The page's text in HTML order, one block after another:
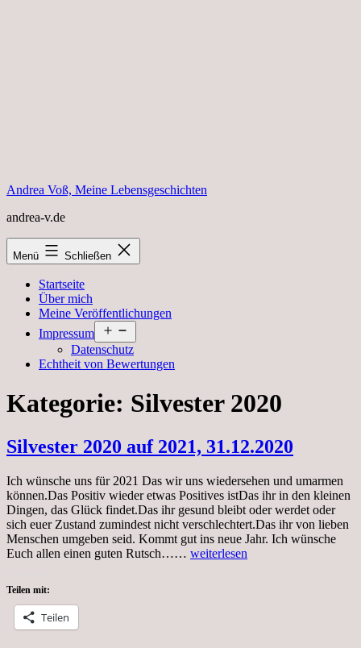
Andrea Voß, Meine Lebensgeschichten
andrea-v.de
Menü Schließen
Startseite
Über mich
Meine Veröffentlichungen
Impressum
öffnen
Datenschutz
Echtheit von Bewertungen
Kategorie: Silvester 2020
Silvester 2020 auf 2021, 31.12.2020
Ich wünsche uns für 2021 Das wir uns wiedersehen und umarmen
können.Das Positiv wieder etwas Positives istDas ihr in den kleinen
Dingen, das Glück findet.Das ihr gesund bleibt oder werdet oder
sich euer Zustand zumindest nicht verschlechtert.Das ihr von lieben
Menschen umgeben seid. Kommt gut ins neue Jahr. Ich wünsche
Euch allen einen guten Rutsch…… Silvester
weiterlesen
Teilen mit:
Teilen